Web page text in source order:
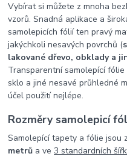
Vybírat si můžete z mnoha
vzorů. Snadná aplikace a
samolepicích fólií ten pravý
jakýchkoli nesavých povrchů (
lakované dřevo, obklady a
Transparentní samolepící
sklo a jiné nesavé průhledné
účel použití nejlépe.
Rozměry samolepicí
Samolepící tapety a fólie jsou
metrů a ve3 standardních